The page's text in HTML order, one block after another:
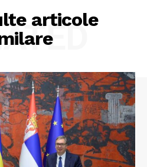
articole